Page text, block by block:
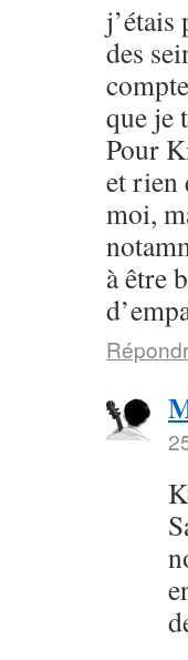
j’étais
des
que je
Pour
et rien
moi,
à être